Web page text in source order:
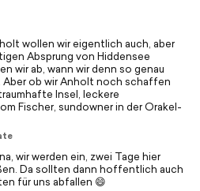
wollen wir eigentlich auch, aber
Absprung von Hiddensee
wir ab, wann wir denn so genau
ob wir Anholt noch schaffen
Insel, leckere
Fischer, sundowner in der Orakel-
wir werden ein, zwei Tage hier
Da sollten dann hoffentlich auch
für uns abfallen 😄